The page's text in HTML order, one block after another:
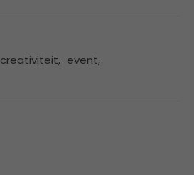
creativiteit, event,